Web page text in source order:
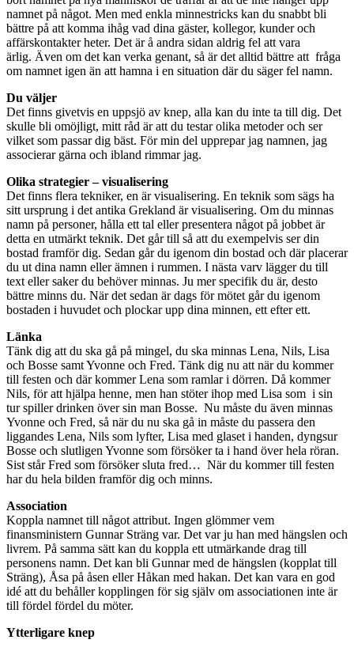
namnet på något. Men med enkla minnestricks kan du snabbt bli
bättre på att komma ihåg vad dina gäster, kollegor, kunder och
affärskontakter heter. Det är å andra sidan aldrig fel att vara
ärlig. Även om det kan verka genant, så är det alltid bättre att fråga
om namnet igen än att hamna i en situation där du säger fel namn.
Du väljer
Det finns givetvis en uppsjö av knep, alla kan du inte ta till dig. Det
skulle bli omöjligt, mitt råd är att du testar olika metoder och ser
vilket som passar dig bäst. För min del upprepar jag namnen, jag
associerar gärna och ibland rimmar jag.
Olika strategier – visualisering
Det finns flera tekniker, en är visualisering. En teknik som sägs ha
sitt ursprung i det antika Grekland är visualisering. Om du minnas
namn på personer, hålla ett tal eller presentera något på jobbet är
detta en utmärkt teknik. Det går till så att du exempelvis ser din
bostad framför dig. Sedan går du igenom din bostad och där placerar
du ut dina namn eller ämnen i rummen. I nästa varv lägger du till
text eller saker du behöver minnas. Ju mer specifik du är, desto
bättre minns du. När det sedan är dags för mötet går du igenom
bostaden i huvudet och plockar upp dina minnen, ett efter ett.
Länka
Tänk dig att du ska gå på mingel, du ska minnas Lena, Nils, Lisa
och Bosse samt Yvonne och Fred. Tänk dig nu att när du kommer
till festen och där kommer Lena som ramlar i dörren. Då kommer
Nils, för att hjälpa henne, men han stöter ihop med Lisa som i sin
tur spiller drinken över sin man Bosse. Nu måste du även minnas
Yvonne och Fred, så när du nu ska gå in måste du passera den
liggandes Lena, Nils som lyfter, Lisa med glaset i handen, dyngsur
Bosse och slutligen Yvonne som försöker ta i hand över hela röran.
Sist står Fred som försöker sluta fred… När du kommer till festen
har du hela bilden framför dig och minns.
Association
Koppla namnet till något attribut. Ingen glömmer vem
finansministern Gunnar Sträng var. Det var ju han med hängslen och
livrem. På samma sätt kan du koppla ett utmärkande drag till
personens namn. Det kan bli Gunnar med de hängslen (kopplat till
Sträng), Åsa på åsen eller Håkan med hakan. Det kan vara en god
idé att du behåller kopplingen för sig själv om associationen inte är
till fördel fördel du möter.
Ytterligare knep